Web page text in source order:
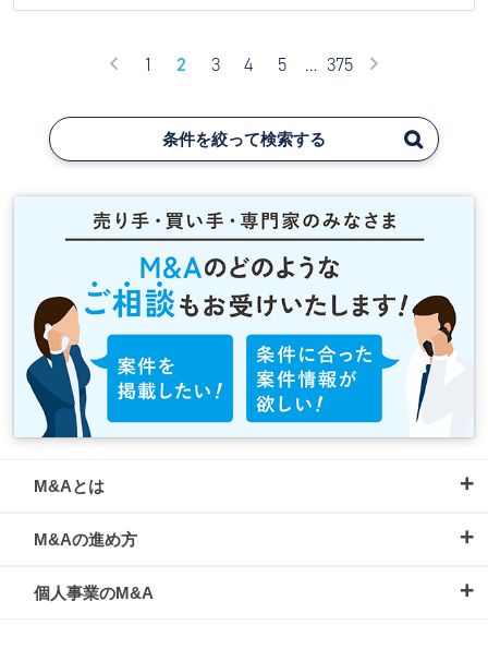
1 2 3 4 5 … 375
条件を絞って検索する
M&Aとは
M&Aの進め方
個人事業のM&A